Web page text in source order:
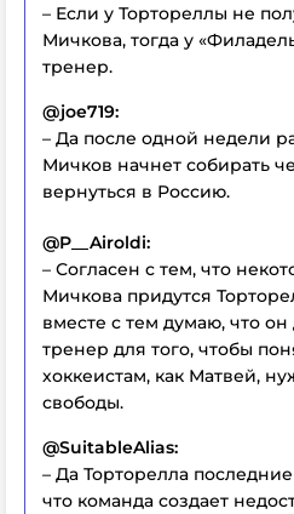
– Если у Тортореллы не
Мичкова, тогда у
тренер.
@joe719:
– Да после одной недели
Мичков начнет собирать
вернуться в Россию.
@P__Airoldi:
– Согласен с тем, что
Мичкова придутся
вместе с тем думаю, что
тренер для того, чтобы
хоккеистам, как Матвей,
свободы.
@SuitableAlias:
– Да Торторелла
что команда создает